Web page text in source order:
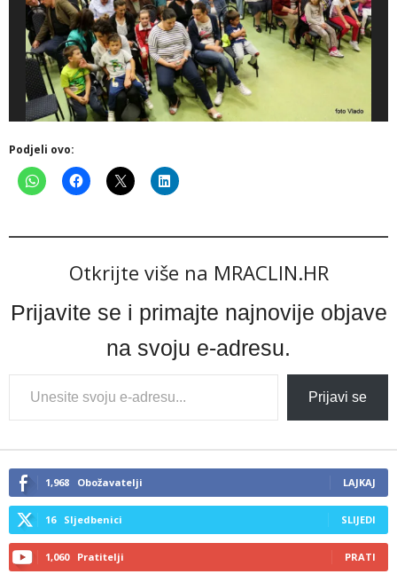
Podjeli ovo:
Otkrijte više na MRACLIN.HR
Prijavite se i primajte najnovije objave
na svoju e-adresu.
Type
your
email…
Prijavi se
1,968 Obožavatelji LAJKAJ
16 Sljedbenici SLIJEDI
1,060 Pratitelji PRATI